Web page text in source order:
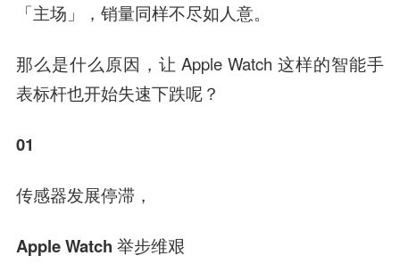
「主场」，销量同样不尽如人意。
那么是什么原因，让 Apple Watch 这样的智能手
表标杆也开始失速下跌呢？
01
传感器发展停滞，
Apple Watch 举步维艰